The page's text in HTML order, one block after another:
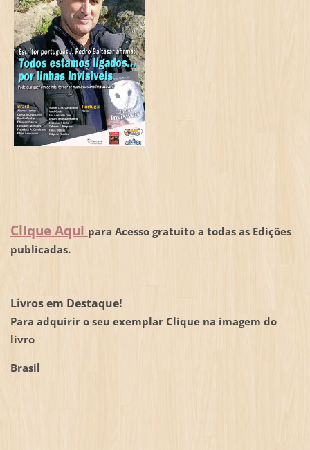
Clique Aqui para Acesso gratuito a todas as Edições
publicadas.
Livros em Destaque!
Para adquirir o seu exemplar Clique na imagem do
livro
Brasil